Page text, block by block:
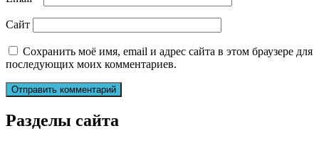
Сайт
Сохранить моё имя, email и адрес сайта в этом браузере для
последующих моих комментариев.
Разделы сайта